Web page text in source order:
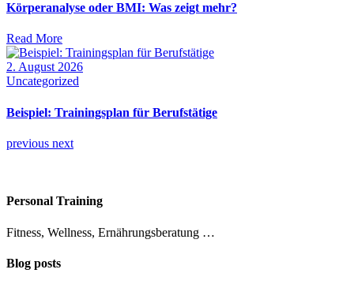
Körperanalyse oder BMI: Was zeigt mehr?
Read More
2. August 2026
Uncategorized
Beispiel: Trainingsplan für Berufstätige
previous next
Personal Training
Fitness, Wellness, Ernährungsberatung …
Blog posts